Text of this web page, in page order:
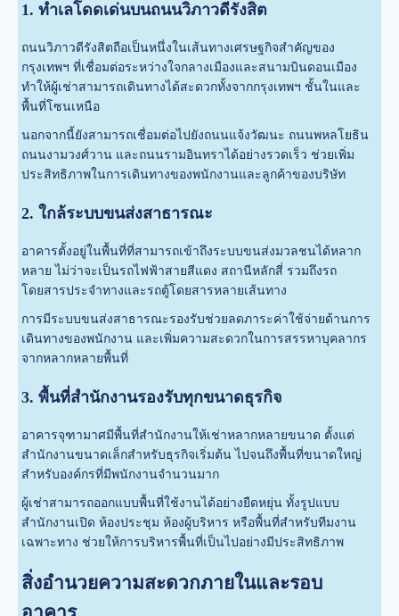
1. ทำเลโดดเด่นบนถนนวิภาวดีรังสิต
ถนนวิภาวดีรังสิตถือเป็นหนึ่งในเส้นทางเศรษฐกิจสำคัญของ
กรุงเทพฯ ที่เชื่อมต่อระหว่างใจกลางเมืองและสนามบินดอนเมือง
ทำให้ผู้เช่าสามารถเดินทางได้สะดวกทั้งจากกรุงเทพฯ ชั้นในและ
พื้นที่โซนเหนือ
นอกจากนี้ยังสามารถเชื่อมต่อไปยังถนนแจ้งวัฒนะ ถนนพหลโยธิน
ถนนงามวงศ์วาน และถนนรามอินทราได้อย่างรวดเร็ว ช่วยเพิ่ม
ประสิทธิภาพในการเดินทางของพนักงานและลูกค้าของบริษัท
2. ใกล้ระบบขนส่งสาธารณะ
อาคารตั้งอยู่ในพื้นที่ที่สามารถเข้าถึงระบบขนส่งมวลชนได้หลาก
หลาย ไม่ว่าจะเป็นรถไฟฟ้าสายสีแดง สถานีหลักสี่ รวมถึงรถ
โดยสารประจำทางและรถตู้โดยสารหลายเส้นทาง
การมีระบบขนส่งสาธารณะรองรับช่วยลดภาระค่าใช้จ่ายด้านการ
เดินทางของพนักงาน และเพิ่มความสะดวกในการสรรหาบุคลากร
จากหลากหลายพื้นที่
3. พื้นที่สำนักงานรองรับทุกขนาดธุรกิจ
อาคารจุฑามาศมีพื้นที่สำนักงานให้เช่าหลากหลายขนาด ตั้งแต่
สำนักงานขนาดเล็กสำหรับธุรกิจเริ่มต้น ไปจนถึงพื้นที่ขนาดใหญ่
สำหรับองค์กรที่มีพนักงานจำนวนมาก
ผู้เช่าสามารถออกแบบพื้นที่ใช้งานได้อย่างยืดหยุ่น ทั้งรูปแบบ
สำนักงานเปิด ห้องประชุม ห้องผู้บริหาร หรือพื้นที่สำหรับทีมงาน
เฉพาะทาง ช่วยให้การบริหารพื้นที่เป็นไปอย่างมีประสิทธิภาพ
สิ่งอำนวยความสะดวกภายในและรอบ